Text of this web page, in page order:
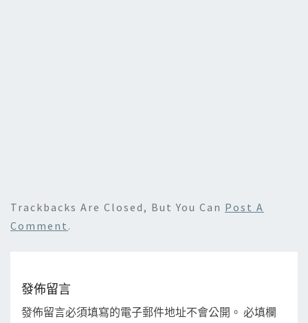
Trackbacks Are Closed, But You Can Post A
Comment .
發佈留言
發佈留言必須填寫的電子郵件地址不會公開。 必填欄